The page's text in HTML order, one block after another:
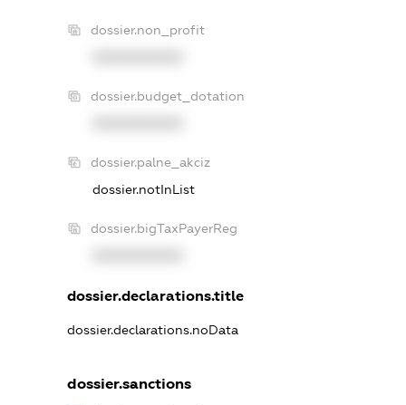
dossier.non_profit
dossier.budget_dotation
dossier.palne_akciz
dossier.notInList
dossier.bigTaxPayerReg
dossier.declarations.title
dossier.declarations.noData
dossier.sanctions